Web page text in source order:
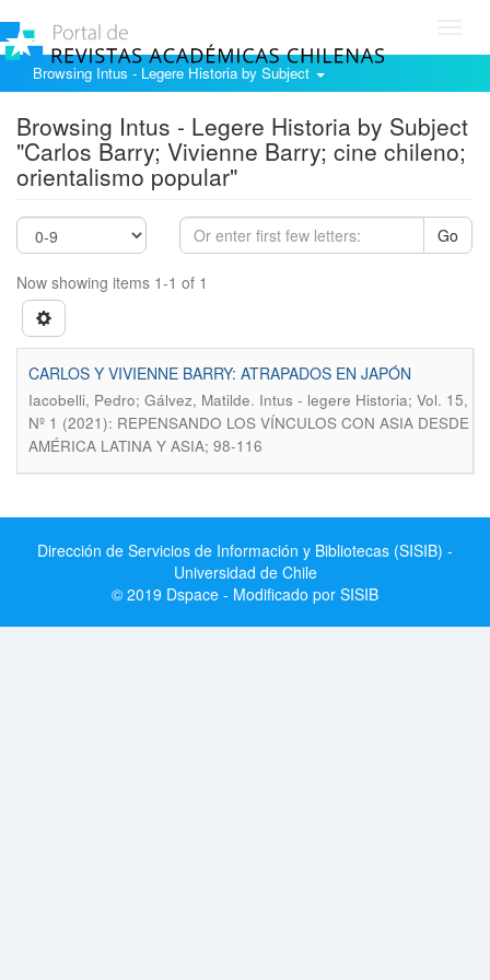
Browsing Intus - Legere Historia by Subject
Browsing Intus - Legere Historia by Subject
"Carlos Barry; Vivienne Barry; cine chileno;
orientalismo popular"
Go
Now showing items 1-1 of 1
CARLOS Y VIVIENNE BARRY: ATRAPADOS EN JAPÓN
Iacobelli, Pedro; Gálvez, Matilde. Intus - legere Historia; Vol. 15,
Nº 1 (2021): REPENSANDO LOS VÍNCULOS CON ASIA DESDE
AMÉRICA LATINA Y ASIA; 98-116
Dirección de Servicios de Información y Bibliotecas (SISIB) -
Universidad de Chile
© 2019 Dspace - Modificado por SISIB